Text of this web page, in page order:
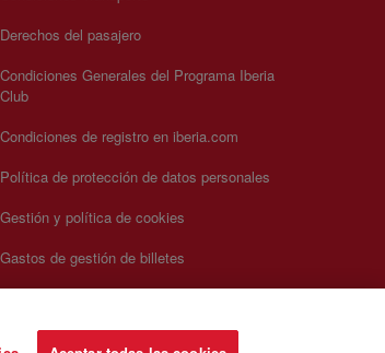
Derechos del pasajero
Condiciones Generales del Programa Iberia
Club
Condiciones de registro en iberia.com
Política de protección de datos personales
Gestión y política de cookies
Gastos de gestión de billetes